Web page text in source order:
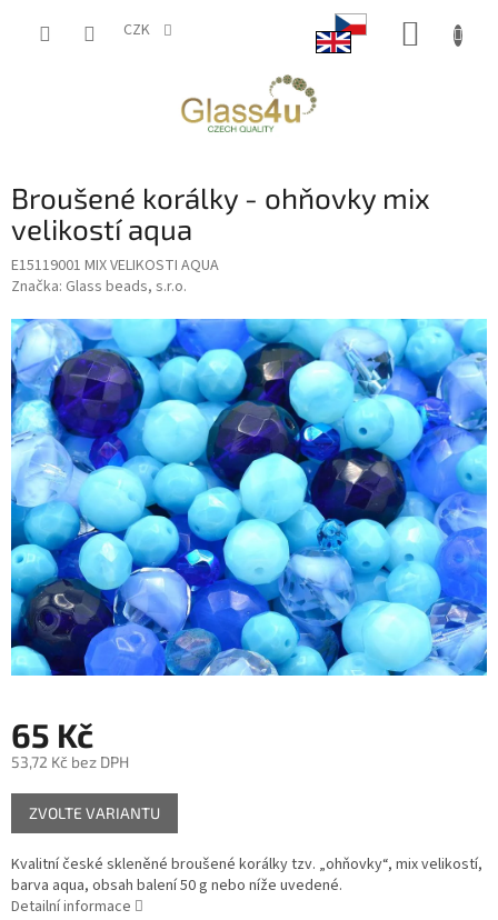
CZK
Broušené korálky - ohňovky mix
velikostí aqua
E15119001 MIX VELIKOSTI AQUA
Značka: Glass beads, s.r.o.
65 Kč
53,72 Kč bez DPH
Měrná
cena:
ZVOLTE VARIANTU
Kvalitní české skleněné broušené korálky tzv. „ohňovky“, mix velikostí,
barva aqua, obsah balení 50 g nebo níže uvedené.
Detailní informace